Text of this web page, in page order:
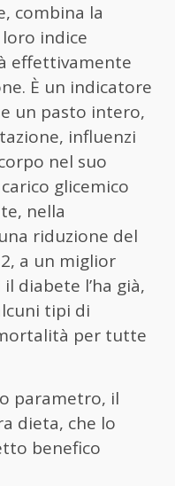
combina la
indice
effettivamente
È un indicatore
un pasto intero,
influenzi
nel suo
glicemico
nella
riduzione del
a un miglior
diabete l’ha già,
tipi di
per tutte
parametro, il
dieta, che lo
benefico